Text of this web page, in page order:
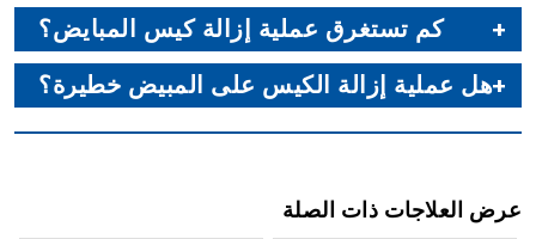
كم تستغرق عملية إزالة كيس المبايض؟
هل عملية إزالة الكيس على المبيض خطيرة؟
عرض العلاجات ذات الصلة